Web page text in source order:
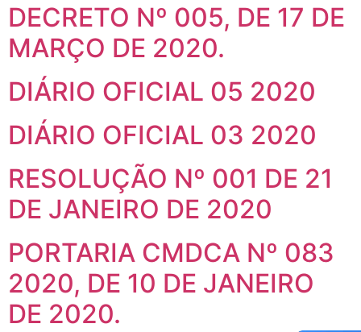
DECRETO Nº 005, DE 17 DE
MARÇO DE 2020.
DIÁRIO OFICIAL 05 2020
DIÁRIO OFICIAL 03 2020
RESOLUÇÃO Nº 001 DE 21
DE JANEIRO DE 2020
PORTARIA CMDCA Nº 083
2020, DE 10 DE JANEIRO
DE 2020.